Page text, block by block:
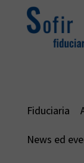
Fiduciaria
News ed